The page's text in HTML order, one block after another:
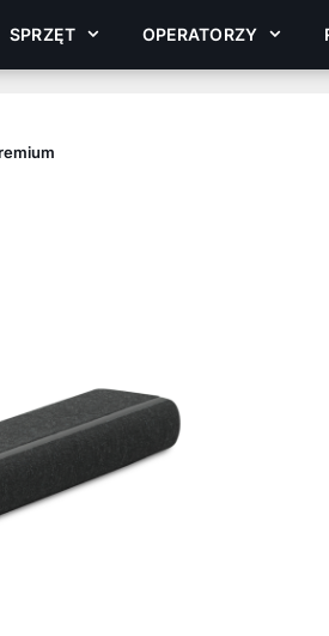
SPRZĘT OPERATORZY